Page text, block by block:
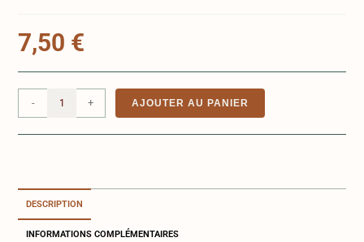
7,50 €
- + AJOUTER AU PANIER
DESCRIPTION
INFORMATIONS COMPLÉMENTAIRES